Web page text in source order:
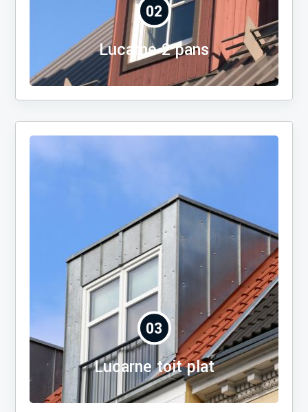
02
Lucarne 2 pans
03
Lucarne toit plat